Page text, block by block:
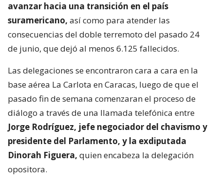
avanzar hacia una transición en el país
suramericano, así como para atender las
consecuencias del doble terremoto del pasado 24
de junio, que dejó al menos 6.125 fallecidos.
Las delegaciones se encontraron cara a cara en la
base aérea La Carlota en Caracas, luego de que el
pasado fin de semana comenzaran el proceso de
diálogo a través de una llamada telefónica entre
Jorge Rodríguez, jefe negociador del chavismo y
presidente del Parlamento, y la exdiputada
Dinorah Figuera, quien encabeza la delegación
opositora.